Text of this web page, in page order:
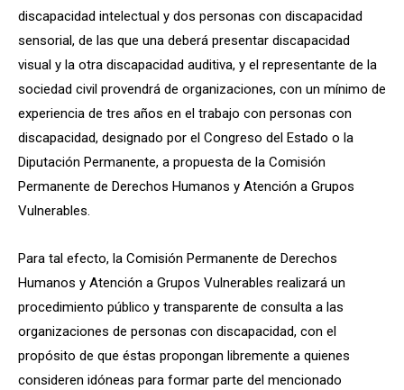
discapacidad intelectual y dos personas con discapacidad
sensorial, de las que una deberá presentar discapacidad
visual y la otra discapacidad auditiva, y el representante de la
sociedad civil provendrá de organizaciones, con un mínimo de
experiencia de tres años en el trabajo con personas con
discapacidad, designado por el Congreso del Estado o la
Diputación Permanente, a propuesta de la Comisión
Permanente de Derechos Humanos y Atención a Grupos
Vulnerables.
Para tal efecto, la Comisión Permanente de Derechos
Humanos y Atención a Grupos Vulnerables realizará un
procedimiento público y transparente de consulta a las
organizaciones de personas con discapacidad, con el
propósito de que éstas propongan libremente a quienes
consideren idóneas para formar parte del mencionado